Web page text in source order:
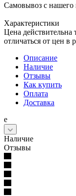
Самовывоз с нашего
Характеристики
Цена действительна
отличаться от цен в
Описание
Наличие
Отзывы
Как купить
Оплата
Доставка
е
Наличие
Отзывы